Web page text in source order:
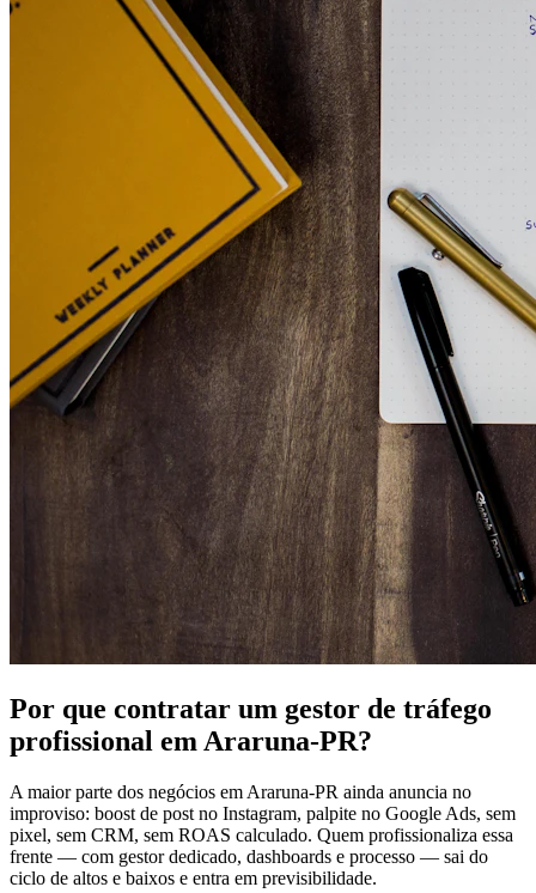
Por que contratar um gestor de tráfego
profissional em Araruna-PR?
A maior parte dos negócios em Araruna-PR ainda anuncia no
improviso: boost de post no Instagram, palpite no Google Ads, sem
pixel, sem CRM, sem ROAS calculado. Quem profissionaliza essa
frente — com gestor dedicado, dashboards e processo — sai do
ciclo de altos e baixos e entra em previsibilidade.